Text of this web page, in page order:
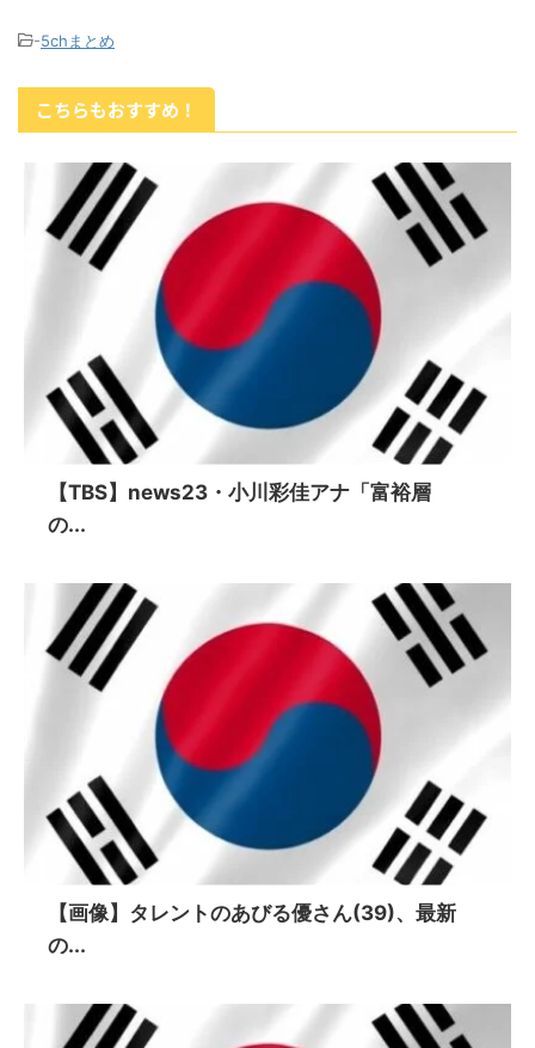
-5chまとめ
こちらもおすすめ！
【TBS】news23・小川彩佳アナ「富裕層
の...
【画像】タレントのあびる優さん(39)、最新
の...